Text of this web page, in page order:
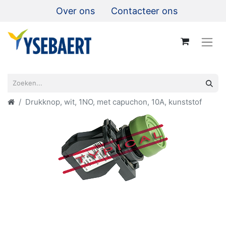
Over ons Contacteer ons
Drukknop, wit, 1NO, met capuchon, 10A, kunststof